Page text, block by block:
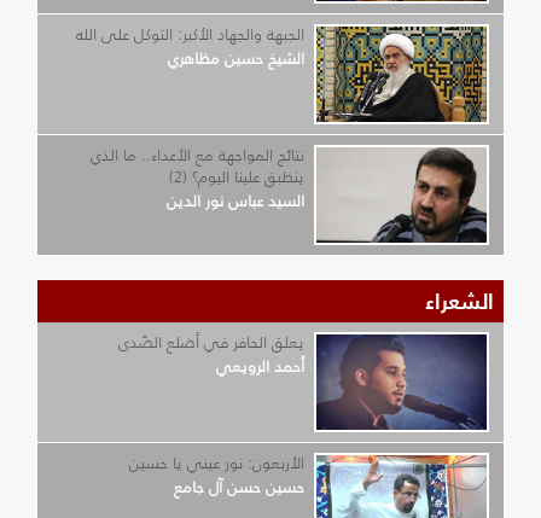
الجبهة والجهاد الأكبر: التوكل على الله
الشيخ حسين مظاهري
نتائج المواجهة مع الأعداء.. ما الذي
ينطبق علينا اليوم؟ (2)
السيد عباس نور الدين
الشعراء
يعلق الحافر في أضلع الصّدى
أحمد الرويعي
الأربعون: نور عيني يا حسين
حسين حسن آل جامع